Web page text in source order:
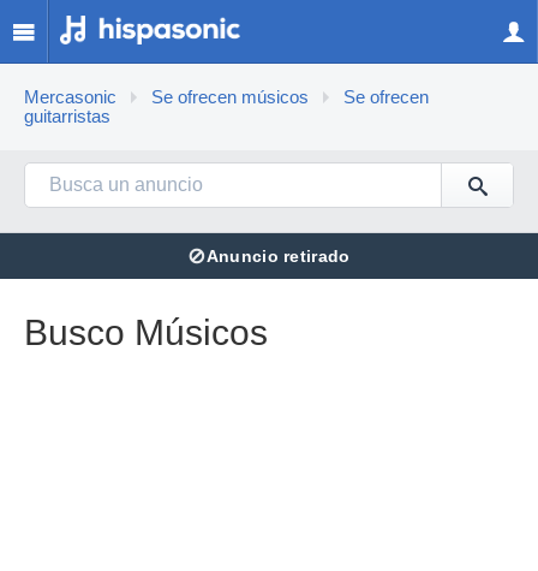
Mercasonic Se ofrecen músicos
Se ofrecen
guitarristas
⊘Anuncio retirado
Busco Músicos